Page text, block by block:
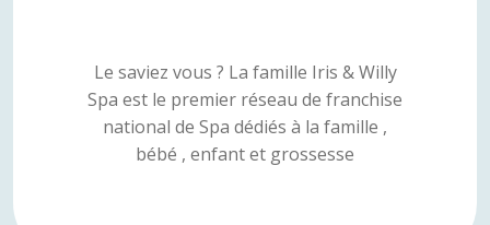
Le saviez vous ? La famille Iris & Willy
Spa est le premier réseau de franchise
national de Spa dédiés à la famille ,
bébé , enfant et grossesse